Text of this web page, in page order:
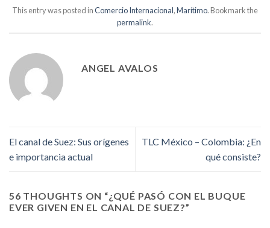
This entry was posted inComercio Internacional,Marítimo. Bookmark the
permalink.
ANGEL AVALOS
El canal de Suez: Sus orígenes
e importancia actual
TLC México – Colombia: ¿En
qué consiste?
56 THOUGHTS ON “¿QUÉ PASÓ CON EL BUQUE
EVER GIVEN EN EL CANAL DE SUEZ?”